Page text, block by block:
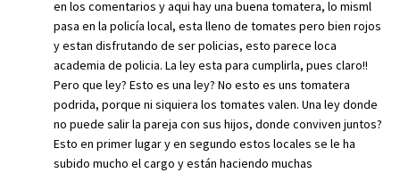
en los comentarios y aqui hay una buena tomatera, lo misml
pasa en la policía local, esta lleno de tomates pero bien rojos
y estan disfrutando de ser policias, esto parece loca
academia de policia. La ley esta para cumplirla, pues claro!!
Pero que ley? Esto es una ley? No esto es uns tomatera
podrida, porque ni siquiera los tomates valen. Una ley donde
no puede salir la pareja con sus hijos, donde conviven juntos?
Esto en primer lugar y en segundo estos locales se le ha
subido mucho el cargo y están haciendo muchas